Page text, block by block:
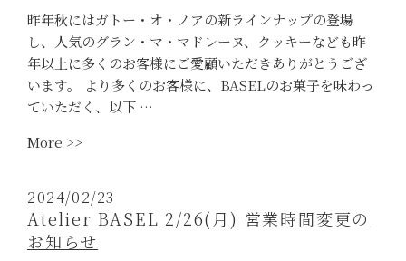
ら
せ】
焼
き
た
て
ー
ヌ
販
昨年秋にはガトー・オ・ノアの新ラインナップの登場
し、人気のグラン・マ・マドレーヌ、クッキーなども昨
年以上に多くのお客様にご愛顧いただきありがとうござ
います。 より多くのお客様に、BASELのお菓子を味わっ
ていただく、以下 …
More >>
舗】
イ
ー
2024/02/23
Atelier BASEL 2/26(月) 営業時間変更の
お知らせ